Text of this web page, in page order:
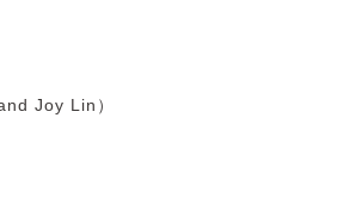
Joy Lin）